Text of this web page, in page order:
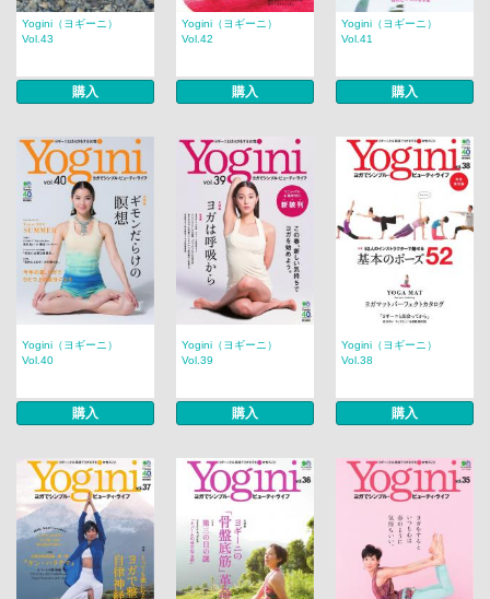
Yogini（ヨギーニ）
Vol.43
購入
Yogini（ヨギーニ）
Vol.42
購入
Yogini（ヨギーニ）
Vol.41
購入
Yogini（ヨギーニ）
Vol.40
購入
Yogini（ヨギーニ）
Vol.39
購入
Yogini（ヨギーニ）
Vol.38
購入